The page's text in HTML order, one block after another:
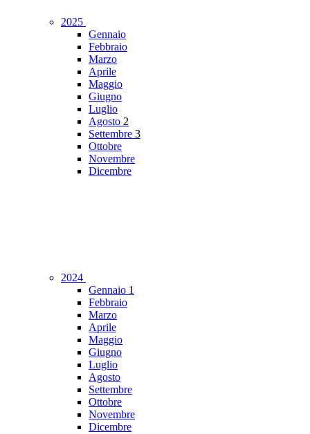
2025
Gennaio
Febbraio
Marzo
Aprile
Maggio
Giugno
Luglio
Agosto 2
Settembre 3
Ottobre
Novembre
Dicembre
2024
Gennaio 1
Febbraio
Marzo
Aprile
Maggio
Giugno
Luglio
Agosto
Settembre
Ottobre
Novembre
Dicembre